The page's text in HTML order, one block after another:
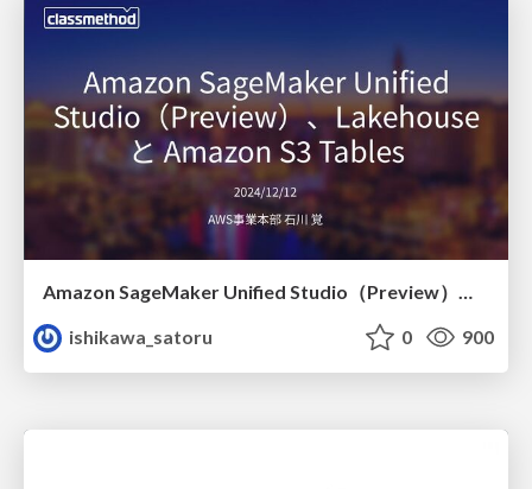
Amazon SageMaker Unified Studio（Preview）、Lakehouse と Amazon S3 Tables
ishikawa_satoru
0 900